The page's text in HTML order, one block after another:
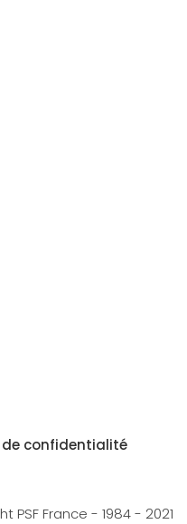
de confidentialité
PSF France - 1984 - 2021